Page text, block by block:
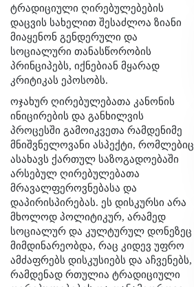
ტრადიციული ღირებულებების
დაცვის სახელით შესაძლოა ზიანი
მიაყენონ გენდერული და
სოციალური თანასწორობის
პრინციპებს, იქნებიან მყარად
კრიტიკას ეპოსობს.
ოჯახურ ღირებულებათა კანონის
ინიცირების და განხილვის
პროცესში გამოიკვეთა რამდენიმე
მნიშვნელოვანი ასპექტი, რომლებიც
ასახავს ქართულ საზოგადოებაში
არსებულ ღირებულებათა
მრავალფეროვნებასა და
დაპირისპირებას. ეს დისკურსი არა
მხოლოდ პოლიტიკურ, არამედ
სოციალურ და კულტურულ დონეზეც
მიმდინარეობდა, რაც კიდევ უფრო
ამძაფრებს დისკუსიებს და აჩვენებს,
რამდენად რთულია ტრადიციული